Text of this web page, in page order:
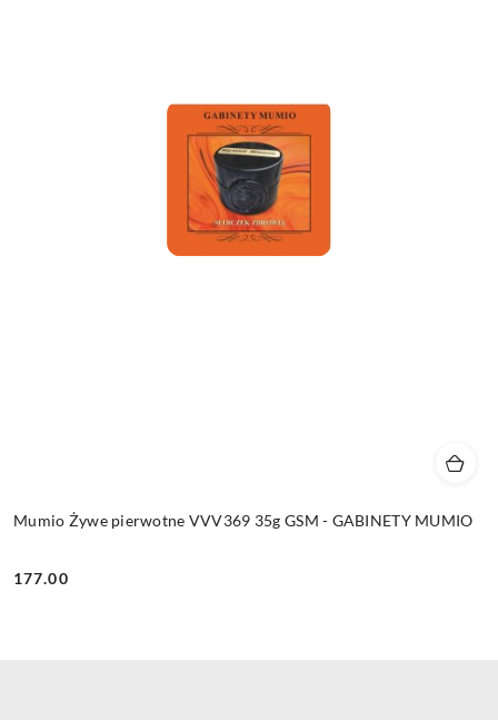
Mumio Żywe pierwotne VVV369 35g GSM - GABINETY MUMIO
Cena:
177.00